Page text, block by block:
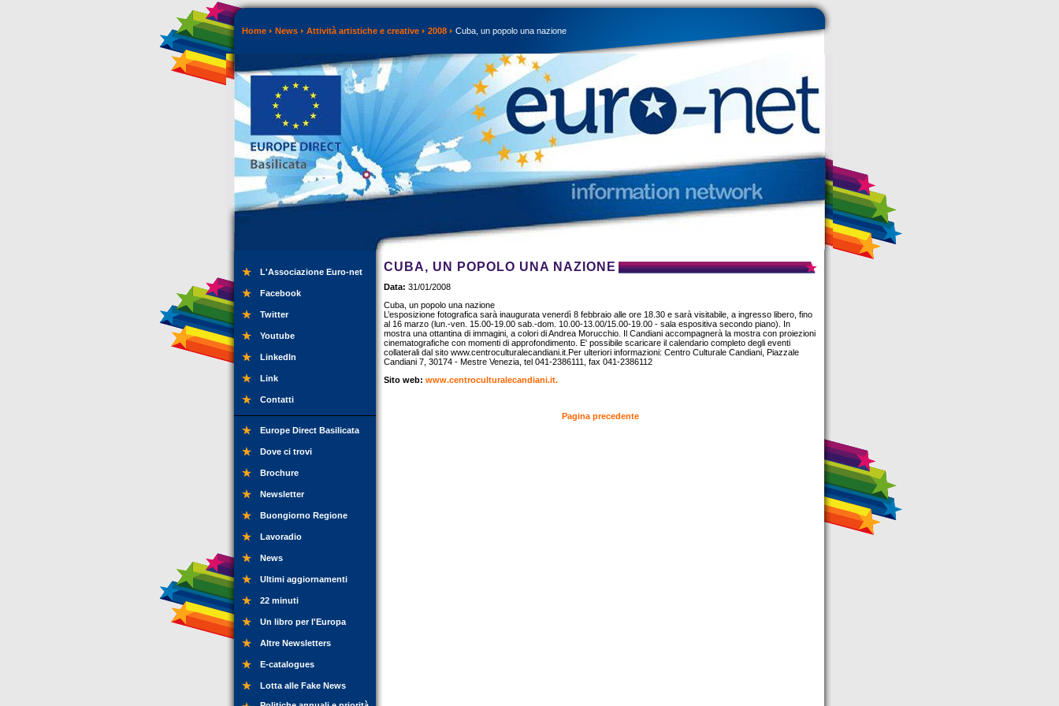
Home News Attività artistiche e creative 2008 Cuba, un popolo una nazione
L'Associazione Euro-net
Facebook
Twitter
Youtube
LinkedIn
Link
Contatti
Europe Direct Basilicata
Dove ci trovi
Brochure
Newsletter
Buongiorno Regione
Lavoradio
News
Ultimi aggiornamenti
22 minuti
Un libro per l'Europa
Altre Newsletters
E-catalogues
Lotta alle Fake News
CUBA, UN POPOLO UNA NAZIONE
Data: 31/01/2008
Cuba, un popolo una nazione
L’esposizione fotografica sarà inaugurata venerdì 8 febbraio alle ore 18.30 e sarà visitabile, a ingresso libero, fino
al 16 marzo (lun.-ven. 15.00-19.00 sab.-dom. 10.00-13.00/15.00-19.00 - sala espositiva secondo piano). In
mostra una ottantina di immagini, a colori di Andrea Morucchio. Il Candiani accompagnerà la mostra con proiezioni
cinematografiche con momenti di approfondimento. E' possibile scaricare il calendario completo degli eventi
collaterali dal sito www.centroculturalecandiani.it.Per ulteriori informazioni: Centro Culturale Candiani, Piazzale
Candiani 7, 30174 - Mestre Venezia, tel 041-2386111, fax 041-2386112
Sito web: www.centroculturalecandiani.it.
Pagina precedente